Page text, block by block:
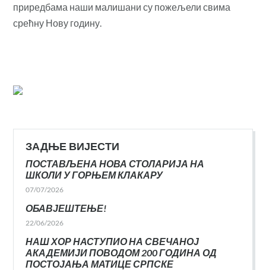
приредбама наши малишани су пожељели свима
срећну Нову годину.
ЗАДЊЕ ВИЈЕСТИ
ПОСТАВЉЕНА НОВА СТОЛАРИЈА НА
ШКОЛИ У ГОРЊЕМ КЛАКАРУ
07/07/2026
ОБАВЈЕШТЕЊЕ!
22/06/2026
НАШ ХОР НАСТУПИО НА СВЕЧАНОЈ
АКАДЕМИЈИ ПОВОДОМ 200 ГОДИНА ОД
ПОСТОЈАЊА МАТИЦЕ СРПСКЕ